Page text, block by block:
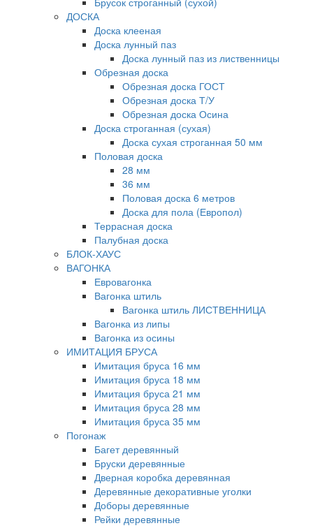
ДОСКА
Доска клееная
Доска лунный паз
Доска лунный паз из лиственницы
Обрезная доска
Обрезная доска ГОСТ
Обрезная доска Т/У
Обрезная доска Осина
Доска строганная (сухая)
Доска сухая строганная 50 мм
Половая доска
28 мм
36 мм
Половая доска 6 метров
Доска для пола (Европол)
Террасная доска
Палубная доска
БЛОК-ХАУС
ВАГОНКА
Евровагонка
Вагонка штиль
Вагонка штиль ЛИСТВЕННИЦА
Вагонка из липы
Вагонка из осины
ИМИТАЦИЯ БРУСА
Имитация бруса 16 мм
Имитация бруса 18 мм
Имитация бруса 21 мм
Имитация бруса 28 мм
Имитация бруса 35 мм
Погонаж
Багет деревянный
Бруски деревянные
Дверная коробка деревянная
Деревянные декоративные уголки
Доборы деревянные
Рейки деревянные